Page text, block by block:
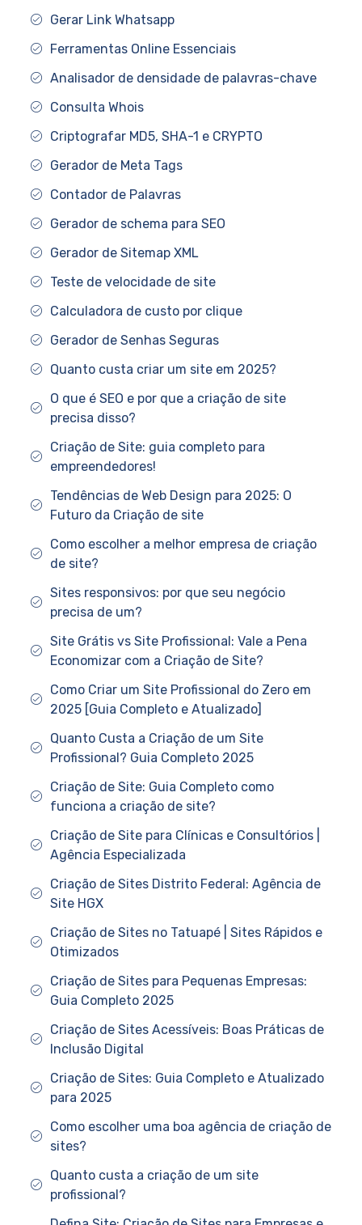
Gerar Link Whatsapp
Ferramentas Online Essenciais
Analisador de densidade de palavras-chave
Consulta Whois
Criptografar MD5, SHA-1 e CRYPTO
Gerador de Meta Tags
Contador de Palavras
Gerador de schema para SEO
Gerador de Sitemap XML
Teste de velocidade de site
Calculadora de custo por clique
Gerador de Senhas Seguras
Quanto custa criar um site em 2025?
O que é SEO e por que a criação de site
precisa disso?
Criação de Site: guia completo para
empreendedores!
Tendências de Web Design para 2025: O
Futuro da Criação de site
Como escolher a melhor empresa de criação
de site?
Sites responsivos: por que seu negócio
precisa de um?
Site Grátis vs Site Profissional: Vale a Pena
Economizar com a Criação de Site?
Como Criar um Site Profissional do Zero em
2025 [Guia Completo e Atualizado]
Quanto Custa a Criação de um Site
Profissional? Guia Completo 2025
Criação de Site: Guia Completo como
funciona a criação de site?
Criação de Site para Clínicas e Consultórios |
Agência Especializada
Criação de Sites Distrito Federal: Agência de
Site HGX
Criação de Sites no Tatuapé | Sites Rápidos e
Otimizados
Criação de Sites para Pequenas Empresas:
Guia Completo 2025
Criação de Sites Acessíveis: Boas Práticas de
Inclusão Digital
Criação de Sites: Guia Completo e Atualizado
para 2025
Como escolher uma boa agência de criação de
sites?
Quanto custa a criação de um site
profissional?